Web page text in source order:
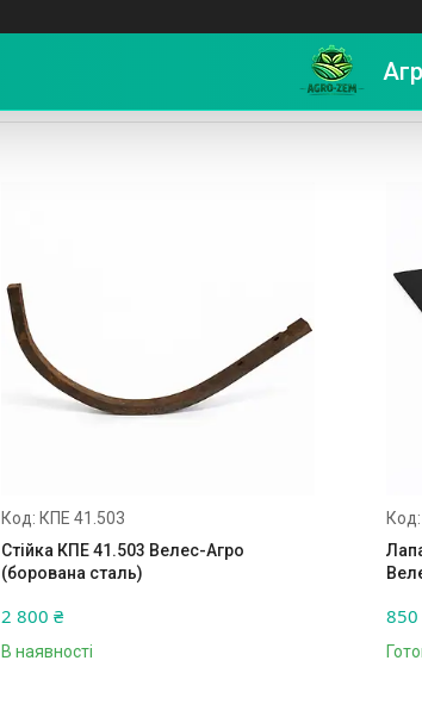
Запчастини до культиватора КПЕ
КПЕ 41.503
Стійка КПЕ 41.503 Велес-Агро
(борована сталь)
2 800 ₴
В наявності
850